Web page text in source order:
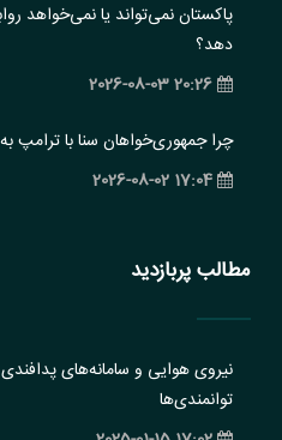
پاکستان نمی‌تواند یا نمی‌خواهد
دهد؟
20:26 2026-08-03
چرا جمهوری‌خواهان سنا با ترامپ
17:04 2026-08-02
مطالب پربازدید
نیروی هوایی و سامانه‌های
‏توانمندی‌ها